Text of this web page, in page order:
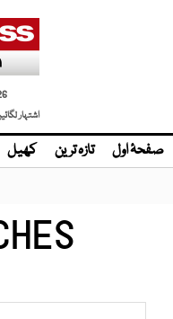
اشتہار
صفحۂ اول تازہ ترین کھیل